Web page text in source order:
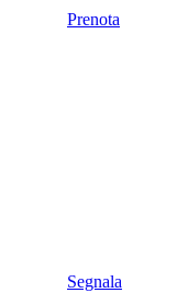
Prenota
Segnala